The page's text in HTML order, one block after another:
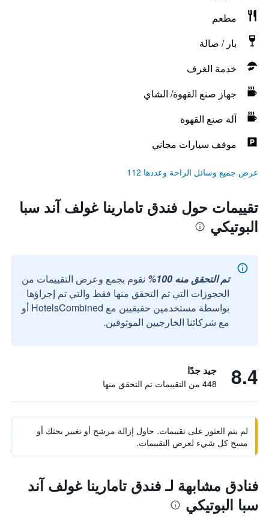
مطعم
بار / صالة
خدمة الغرف
جهاز صنع القهوة/ الشاي
آلة صنع القهوة
موقف سيارات مجاني
عرض جميع وسائل الراحة وعددها 112
تقييمات حول فندق تامارينا غولف آند سبا
البوتيكي
تم التحقق منه 100%
نقوم بجمع وعرض التقييمات من
الحجوزات التي تم التحقق منها فقط والتي تم إجراؤها
بواسطة مستخدمين حقيقيين مع HotelsCombined أو
مع شركائنا الخارجيين الموثوقين.
8.4 جيد جدًا
448 من التقييمات تم التحقق منها
لم يتم العثور على تقييمات. حاول إزالة مرشح أو تغيير بحثك أو
مسح كل شيء لعرض التقييمات.
فنادق مشابهة لـ فندق تامارينا غولف آند
سبا البوتيكي